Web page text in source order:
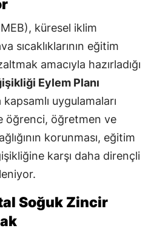
küresel iklim
sıcaklıklarının eğitim
amacıyla hazırladığı
Eylem Planı
uygulamaları
öğrenci, öğretmen ve
korunması, eğitim
karşı daha dirençli
Soğuk Zincir